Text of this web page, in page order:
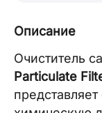
Описание
Очиститель
Particulate